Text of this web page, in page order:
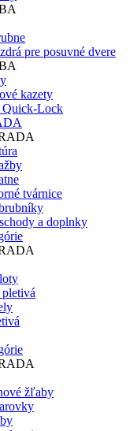
pre posuvné dvere
kazety
Quick-Lock
tvárnice
a doplnky
žľaby